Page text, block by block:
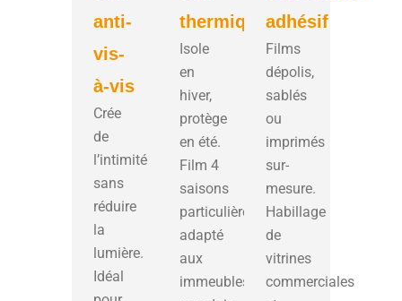
anti-
vis-
à-vis
Crée
de
l’intimité
sans
réduire
la
lumière.
Idéal
thermique
Isole
en
hiver,
protège
en été.
Film 4
saisons
particulièrement
adapté
aux
immeubles
adhésif
Films
dépolis,
sablés
ou
imprimés
sur-
mesure.
Habillage
de
vitrines
commerciales